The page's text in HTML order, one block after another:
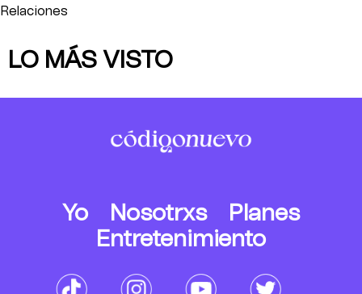
Relaciones
LO MÁS VISTO
Yo Nosotrxs
Planes
Entretenimiento